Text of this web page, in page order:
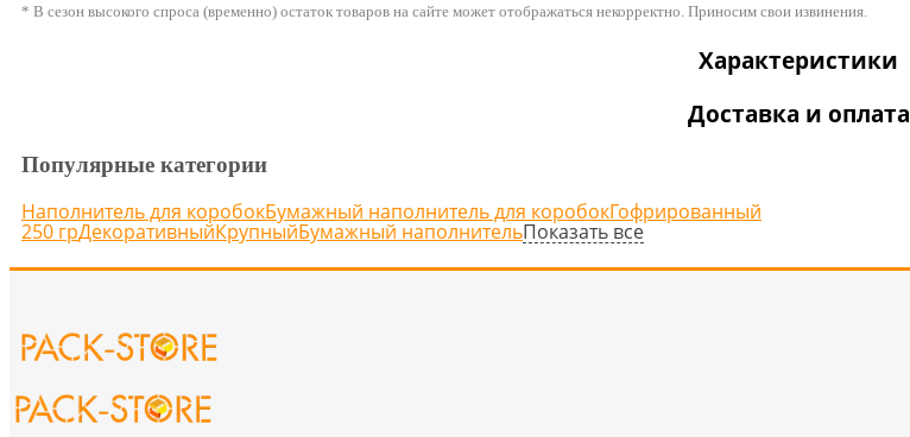
* В сезон высокого спроса (временно) остаток товаров на сайте может отображаться некорректно. Приносим свои извинения.
Характеристики
Доставка и оплата
Популярные категории
Наполнитель для коробокБумажный наполнитель для коробокГофрированный
250 грДекоративныйКрупныйБумажный наполнительПоказать все